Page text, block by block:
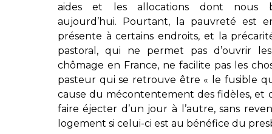
aides et les allocations dont nous
aujourd’hui. Pourtant, la pauvreté est
présente à certains endroits, et la
pastoral, qui ne permet pas d’ouvrir
chômage en France, ne facilite pas les
pasteur qui se retrouve être « le fusible
cause du mécontentement des fidèles, et
faire éjecter d’un jour à l’autre, sans
logement si celui-ci est au bénéfice du